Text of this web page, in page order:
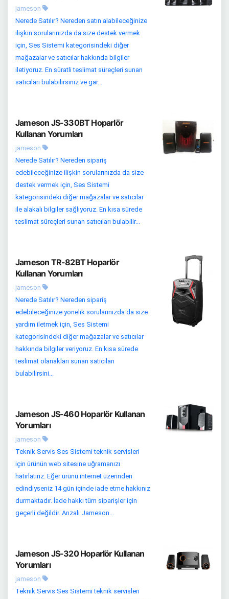
jameson
Nerede Satılır? Nereden satın alabileceğinize
ilişkin sorularınızda da size destek vermek
için, Ses Sistemi kategorisindeki diğer
mağazalar ve satıcılar hakkında bilgiler
iletiyoruz. En süratli teslimat süreçleri sunan
satıcıları bulabilirsiniz ve gar...
Jameson JS-330BT Hoparlör
Kullanan Yorumları
jameson
Nerede Satılır? Nereden sipariş
edebileceğinize ilişkin sorularınızda da size
destek vermek için, Ses Sistemi
kategorisindeki diğer mağazalar ve satıcılar
ile alakalı bilgiler sağlıyoruz. En kısa sürede
teslimat süreçleri sunan satıcıları bulabilir...
Jameson TR-82BT Hoparlör
Kullanan Yorumları
jameson
Nerede Satılır? Nereden sipariş
edebileceğinize yönelik sorularınızda da size
yardım iletmek için, Ses Sistemi
kategorisindeki diğer mağazalar ve satıcılar
hakkında bilgiler veriyoruz. En kısa sürede
teslimat olanakları sunan satıcıları
bulabilirsini...
Jameson JS-460 Hoparlör Kullanan
Yorumları
jameson
Teknik Servis Ses Sistemi teknik servisleri
için ürünün web sitesine uğramanızı
hatırlatırız. Eğer ürünü internet üzerinden
edindiyseniz 14 gün içinde iade etme hakkınız
durmaktadır. İade hakkı tüm siparişler için
geçerli değildir. Arızalı Jameson...
Jameson JS-320 Hoparlör Kullanan
Yorumları
jameson
Teknik Servis Ses Sistemi teknik servisleri